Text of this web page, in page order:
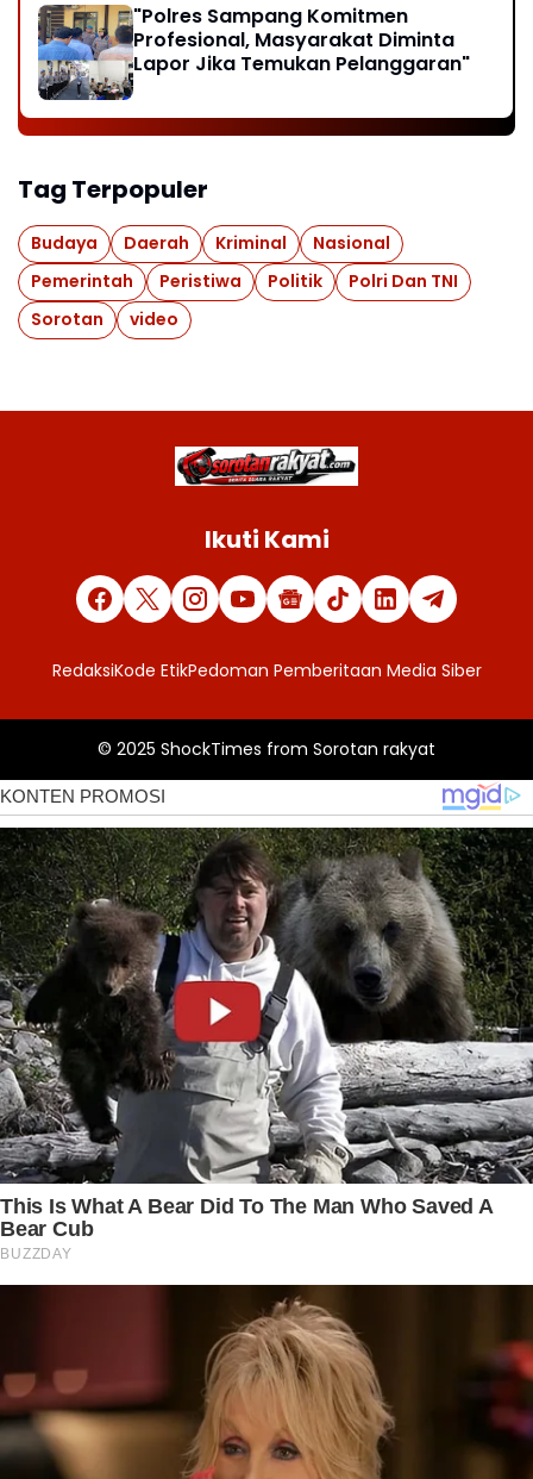
"Polres Sampang Komitmen
Profesional, Masyarakat Diminta
Lapor Jika Temukan Pelanggaran"
Tag Terpopuler
Budaya Daerah Kriminal
Nasional
Pemerintah
Peristiwa Politik
Polri Dan TNI
Sorotan
video
Ikuti Kami
RedaksiKode EtikPedoman Pemberitaan Media Siber
© 2025 ShockTimes from Sorotan rakyat